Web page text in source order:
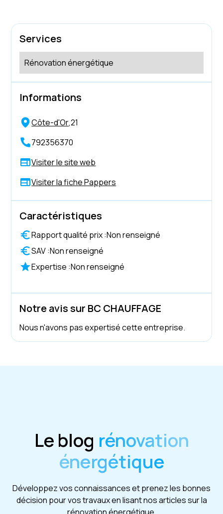
Services
Rénovation énergétique
Informations
Côte-d'Or,21
792356370
Visiter le site web
Visiter la fiche Pappers
Caractéristiques
Rapport qualité prix :Non renseigné
SAV :Non renseigné
Expertise :Non renseigné
Notre avis sur BC CHAUFFAGE
Nous n'avons pas expertisé cette entreprise.
Le blog rénovation
énergétique
Développez vos connaissances et prenez les bonnes
décision pour vos travaux en lisant nos articles sur la